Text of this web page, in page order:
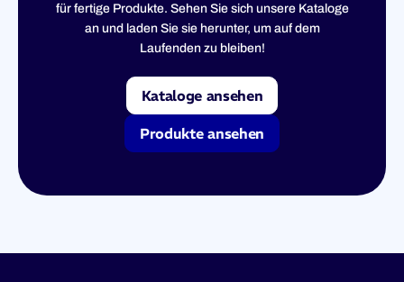
für fertige Produkte. Sehen Sie sich unsere Kataloge
an und laden Sie sie herunter, um auf dem
Laufenden zu bleiben!
Kataloge ansehen
Produkte ansehen